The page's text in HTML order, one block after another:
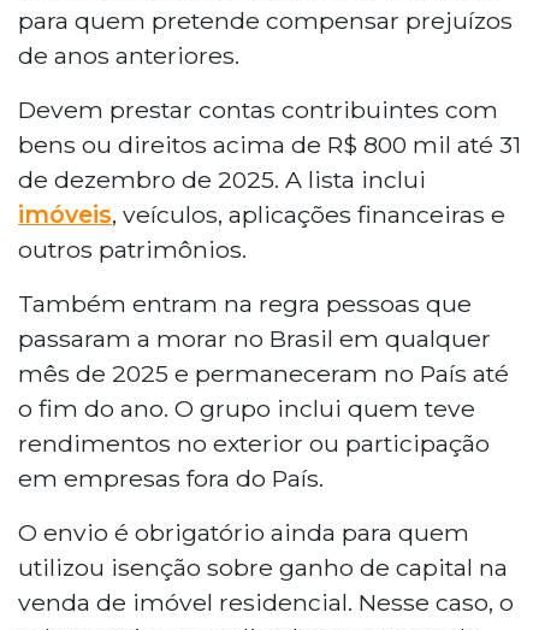
para quem pretende compensar prejuízos
de anos anteriores.
Devem prestar contas contribuintes com
bens ou direitos acima de R$ 800 mil até 31
de dezembro de 2025. A lista inclui
imóveis, veículos, aplicações financeiras e
outros patrimônios.
Também entram na regra pessoas que
passaram a morar no Brasil em qualquer
mês de 2025 e permaneceram no País até
o fim do ano. O grupo inclui quem teve
rendimentos no exterior ou participação
em empresas fora do País.
O envio é obrigatório ainda para quem
utilizou isenção sobre ganho de capital na
venda de imóvel residencial. Nesse caso, o